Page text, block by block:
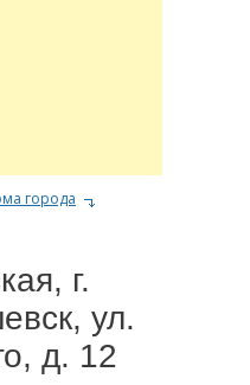
города
г.
ул.
д. 12